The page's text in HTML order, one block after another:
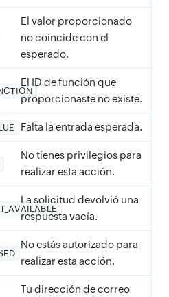
El valor proporcionado
no coincide con el
esperado.
El ID de función que
proporcionaste no existe.
Falta la entrada esperada.
No tienes privilegios para
realizar esta acción.
La solicitud devolvió una
respuesta vacía.
No estás autorizado para
realizar esta acción.
Tu dirección de correo